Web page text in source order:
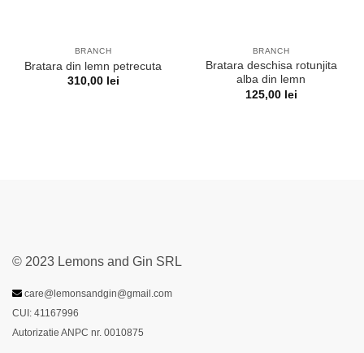
BRANCH
Bratara din lemn petrecuta
310,00 lei
BRANCH
Bratara deschisa rotunjita
alba din lemn
125,00 lei
© 2023 Lemons and Gin SRL
care@lemonsandgin@gmail.com
CUI: 41167996
Autorizatie ANPC nr. 0010875